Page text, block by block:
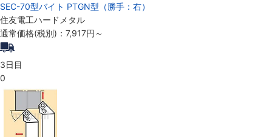
SEC-70型バイト PTGN型（勝手：右）
住友電工ハードメタル
通常価格(税別)： 7,917円 ～
3日目
0